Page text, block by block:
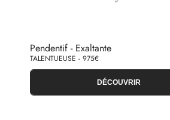
Pendentif - Exaltante
TALENTUEUSE - 975€
DÉCOUVRIR